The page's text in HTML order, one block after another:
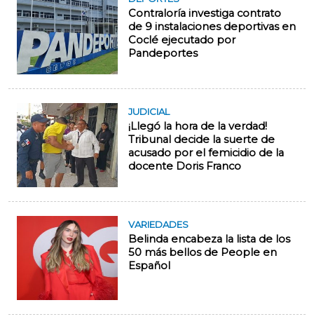
Contraloría investiga contrato
de 9 instalaciones deportivas en
Coclé ejecutado por
Pandeportes
JUDICIAL
¡Llegó la hora de la verdad!
Tribunal decide la suerte de
acusado por el femicidio de la
docente Doris Franco
VARIEDADES
Belinda encabeza la lista de los
50 más bellos de People en
Español